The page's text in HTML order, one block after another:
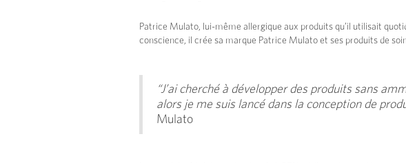
Patrice Mulato, lui-même allergique aux produits qu’il utilisait
conscience, il crée sa marque Patrice Mulato et ses produits de
“J’ai cherché à développer des produits sans
alors je me suis lancé dans la conception de
Mulato